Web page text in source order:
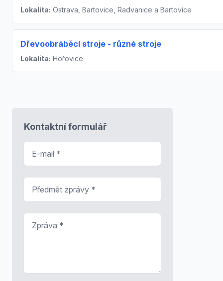
Lokalita: Ostrava, Bartovice, Radvanice a Bartovice
Dřevoobráběcí stroje - různé stroje
Lokalita: Hořovice
Kontaktní formulář